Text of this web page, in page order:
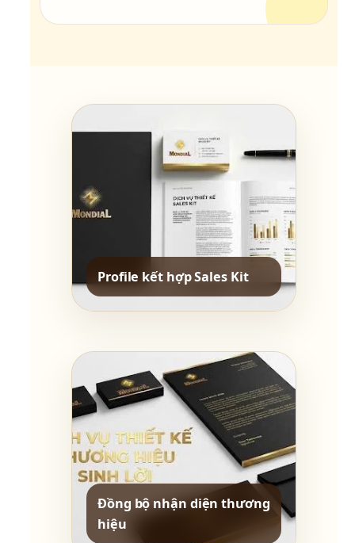
Profile kết hợp Sales Kit
Đồng bộ nhận diện thương
hiệu